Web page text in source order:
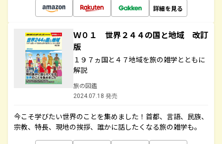
詳細を見る
Ｗ０１ 世界２４４の国と地域 改訂
版
１９７ヵ国と４７地域を旅の雑学とともに
解説
旅の図鑑
2024.07.18 発売
今こそ学びたい世界のことを集めました！首都、言語、民族、
宗教、特長、現地の挨拶、誰かに話したくなる旅の雑学も。